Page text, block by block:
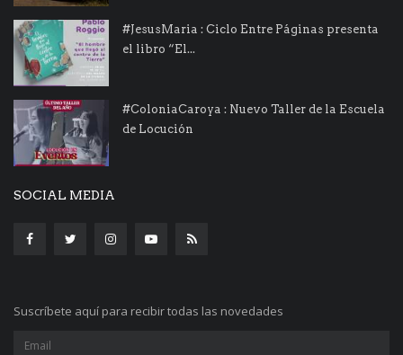
#JesusMaria : Ciclo Entre Páginas presenta
el libro “El...
#ColoniaCaroya : Nuevo Taller de la Escuela
de Locución
SOCIAL MEDIA
Suscríbete aquí para recibir todas las novedades